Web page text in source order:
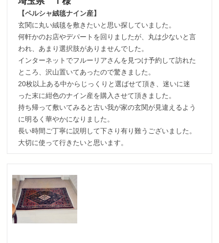
【ペルシャ絨毯ナイン産】
玄関に丸い絨毯を敷きたいと思い探していました。
何軒かのお店やデパートを回りましたが、丸は少ないと言
われ、あまり選択肢がありませんでした。
インターネットでフルーリアさんを見つけ予約して訪れた
ところ、沢山置いてあったので驚きました。
20枚以上ある中からじっくりと選ばせて頂き、迷いに迷
った末に紺色のナイン産を購入させて頂きました。
持ち帰って敷いてみると古い我が家の玄関が見違えるよう
に明るく華やかになりました。
長い時間ご丁寧に説明して下さり有り難うございました。
大切に使って行きたいと思います。